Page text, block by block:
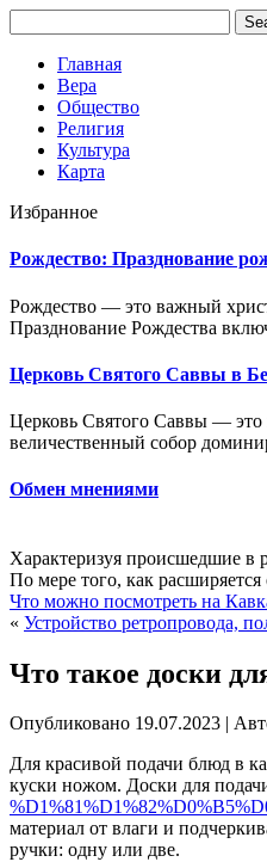
Главная
Вера
Общество
Религия
Культура
Карта
Избранное
Рождество: Празднование
Рождество — это важный
Празднование Рождества
Церковь Святого Саввы в
Церковь Святого Саввы — это
величественный собор
Обмен мнениями
Характеризуя происшедшие в
По мере того, как
Что можно посмотреть на
« Устройство ретропровода,
Что такое доски
Опубликовано 19.07.2023 |
Для красивой подачи блюд в
куски ножом. Доски для
материал от влаги и
ручки: одну или две.